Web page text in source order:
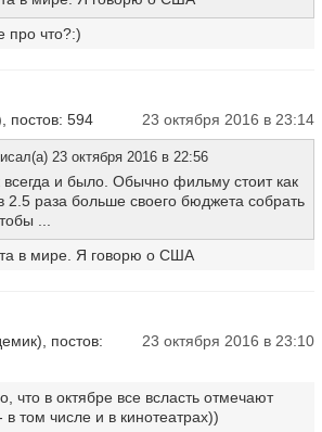
про что?:)
постов: 594 23 октября 2016 в 23:14
23 октября 2016 в 22:56
всегда и было. Обычно фильму стоит как
2.5 раза больше своего бюджета собрать
...
в мире. Я говорю о США
постов:
23 октября 2016 в 23:10
что в октябре все всласть отмечают
в том числе и в кинотеатрах))